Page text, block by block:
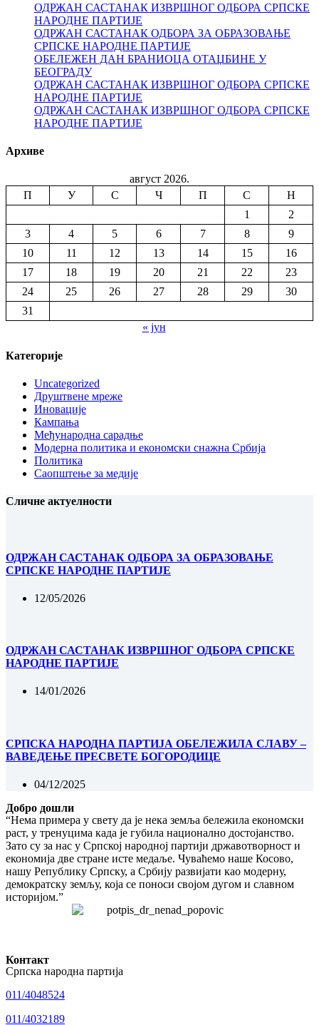
ОДРЖАН САСТАНАК ИЗВРШНОГ ОДБОРА СРПСКЕ
НАРОДНЕ ПАРТИЈЕ
ОДРЖАН САСТАНАК ОДБОРА ЗА ОБРАЗОВАЊЕ
СРПСКЕ НАРОДНЕ ПАРТИЈЕ
ОБЕЛЕЖЕН ДАН БРАНИОЦА ОТАЏБИНЕ У
БЕОГРАДУ
ОДРЖАН САСТАНАК ИЗВРШНОГ ОДБОРА СРПСКЕ
НАРОДНЕ ПАРТИЈЕ
ОДРЖАН САСТАНАК ИЗВРШНОГ ОДБОРА СРПСКЕ
НАРОДНЕ ПАРТИЈЕ
Архиве
август 2026.
П
У С Ч П С
Н
1
2
3
4 5 6 7 8
9
10
11 12 13 14 15
16
17
18 19 20 21 22
23
24
25 26 27 28 29
30
31
« јун
Категорије
Uncategorized
Друштвене мреже
Иновације
Кампања
Међународна сарадње
Модерна политика и економски снажна Србија
Политика
Саопштење за медије
Сличне актуелности
ОДРЖАН САСТАНАК ОДБОРА ЗА ОБРАЗОВАЊЕ
СРПСКЕ НАРОДНЕ ПАРТИЈЕ
12/05/2026
ОДРЖАН САСТАНАК ИЗВРШНОГ ОДБОРА СРПСКЕ
НАРОДНЕ ПАРТИЈЕ
14/01/2026
СРПСКА НАРОДНА ПАРТИЈА ОБЕЛЕЖИЛА СЛАВУ –
ВАВЕДЕЊЕ ПРЕСВЕТЕ БОГОРОДИЦЕ
04/12/2025
Добро дошли
“Нема примера у свету да је нека земља бележила економски
раст, у тренуцима када је губила национално достојанство.
Зато су за нас у Српској народној партији државотворност и
економија две стране исте медаље. Чуваћемо наше Косово,
нашу Републику Српску, а Србију развијати као модерну,
демократску земљу, која се поноси својом дугом и славном
историјом.”
Контакт
Српска народна партија
011/4048524
011/4032189